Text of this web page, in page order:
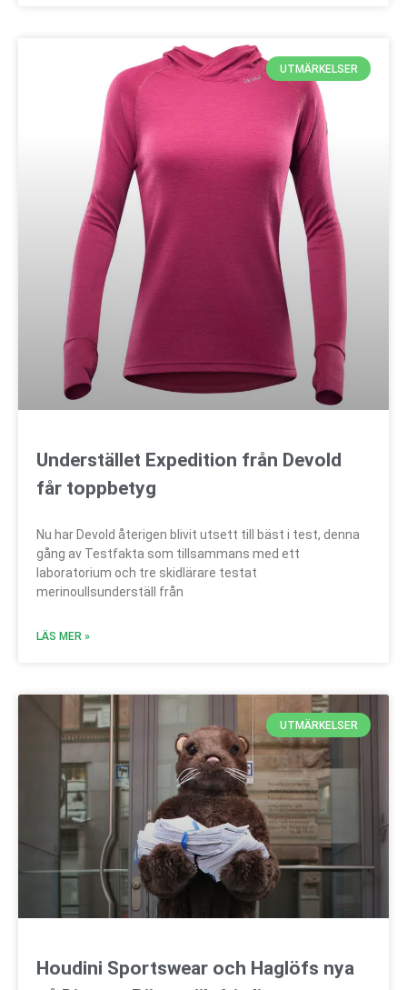
UTMÄRKELSER
Understället Expedition från Devold
får toppbetyg
Nu har Devold återigen blivit utsett till bäst i test, denna
gång av Testfakta som tillsammans med ett
laboratorium och tre skidlärare testat
merinoullsunderställ från
LÄS MER »
UTMÄRKELSER
Houdini Sportswear och Haglöfs nya